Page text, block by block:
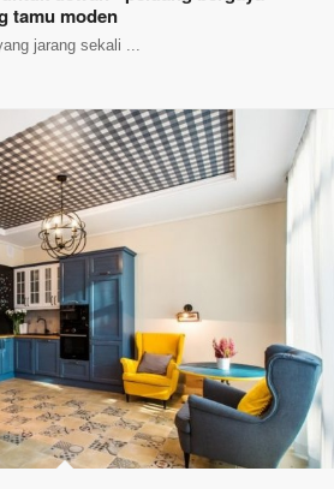
tamu moden
jarang sekali ...